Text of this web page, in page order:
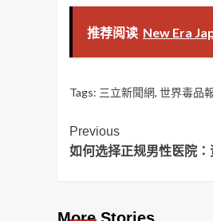
推荐阅读 New Era
Tags: 三立新聞網, 世界毒品
Post
Navigation
Previous
如何选择正规男性医院